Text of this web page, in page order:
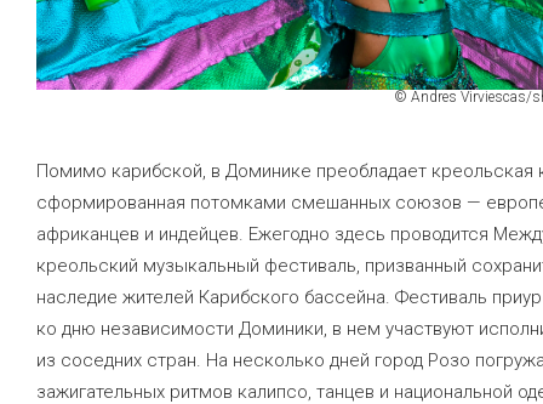
© Andres Virviescas/
Помимо карибской, в Доминике преобладает креольская
сформированная потомками смешанных союзов —
африканцев и индейцев. Ежегодно здесь проводится
креольский музыкальный фестиваль, призванный
наследие жителей Карибского бассейна. Фестиваль
ко дню независимости Доминики, в нем участвуют
из соседних стран. На несколько дней город Розо
зажигательных ритмов калипсо, танцев и национальной